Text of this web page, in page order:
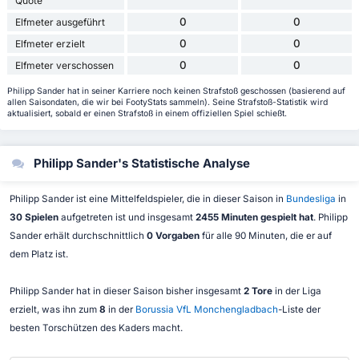
Elfmeter ausgeführt 0 0
Elfmeter erzielt 0 0
Elfmeter verschossen 0 0
Philipp Sander hat in seiner Karriere noch keinen Strafstoß geschossen (basierend auf
allen Saisondaten, die wir bei FootyStats sammeln). Seine Strafstoß-Statistik wird
aktualisiert, sobald er einen Strafstoß in einem offiziellen Spiel schießt.
Philipp Sander's Statistische Analyse
Philipp Sander ist eine Mittelfeldspieler, die in dieser Saison in Bundesliga in
30 Spielenaufgetreten ist und insgesamt 2455 Minuten gespielt hat. Philipp
Sander erhält durchschnittlich 0 Vorgabenfür alle 90 Minuten, die er auf
dem Platz ist.
Philipp Sander hat in dieser Saison bisher insgesamt 2 Torein der Liga
erzielt, was ihn zum 8 in der Borussia VfL Monchengladbach-Liste der
besten Torschützen des Kaders macht.